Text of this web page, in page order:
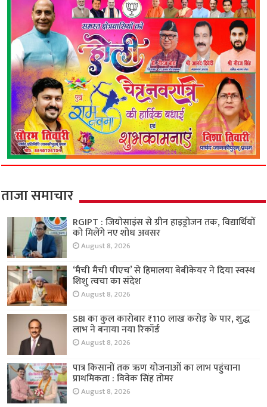
ताजा समाचार
RGIPT : जियोसाइंस से ग्रीन हाइड्रोजन तक, विद्यार्थियों
को मिलेंगे नए शोध अवसर
August 8, 2026
‘मैची मैची पीएच’ से हिमालया बेबीकेयर ने दिया स्वस्थ
शिशु त्वचा का संदेश
August 8, 2026
SBI का कुल कारोबार ₹110 लाख करोड़ के पार, शुद्ध
लाभ ने बनाया नया रिकॉर्ड
August 8, 2026
पात्र किसानों तक ऋण योजनाओं का लाभ पहुंचाना
प्राथमिकता : विवेक सिंह तोमर
August 8, 2026